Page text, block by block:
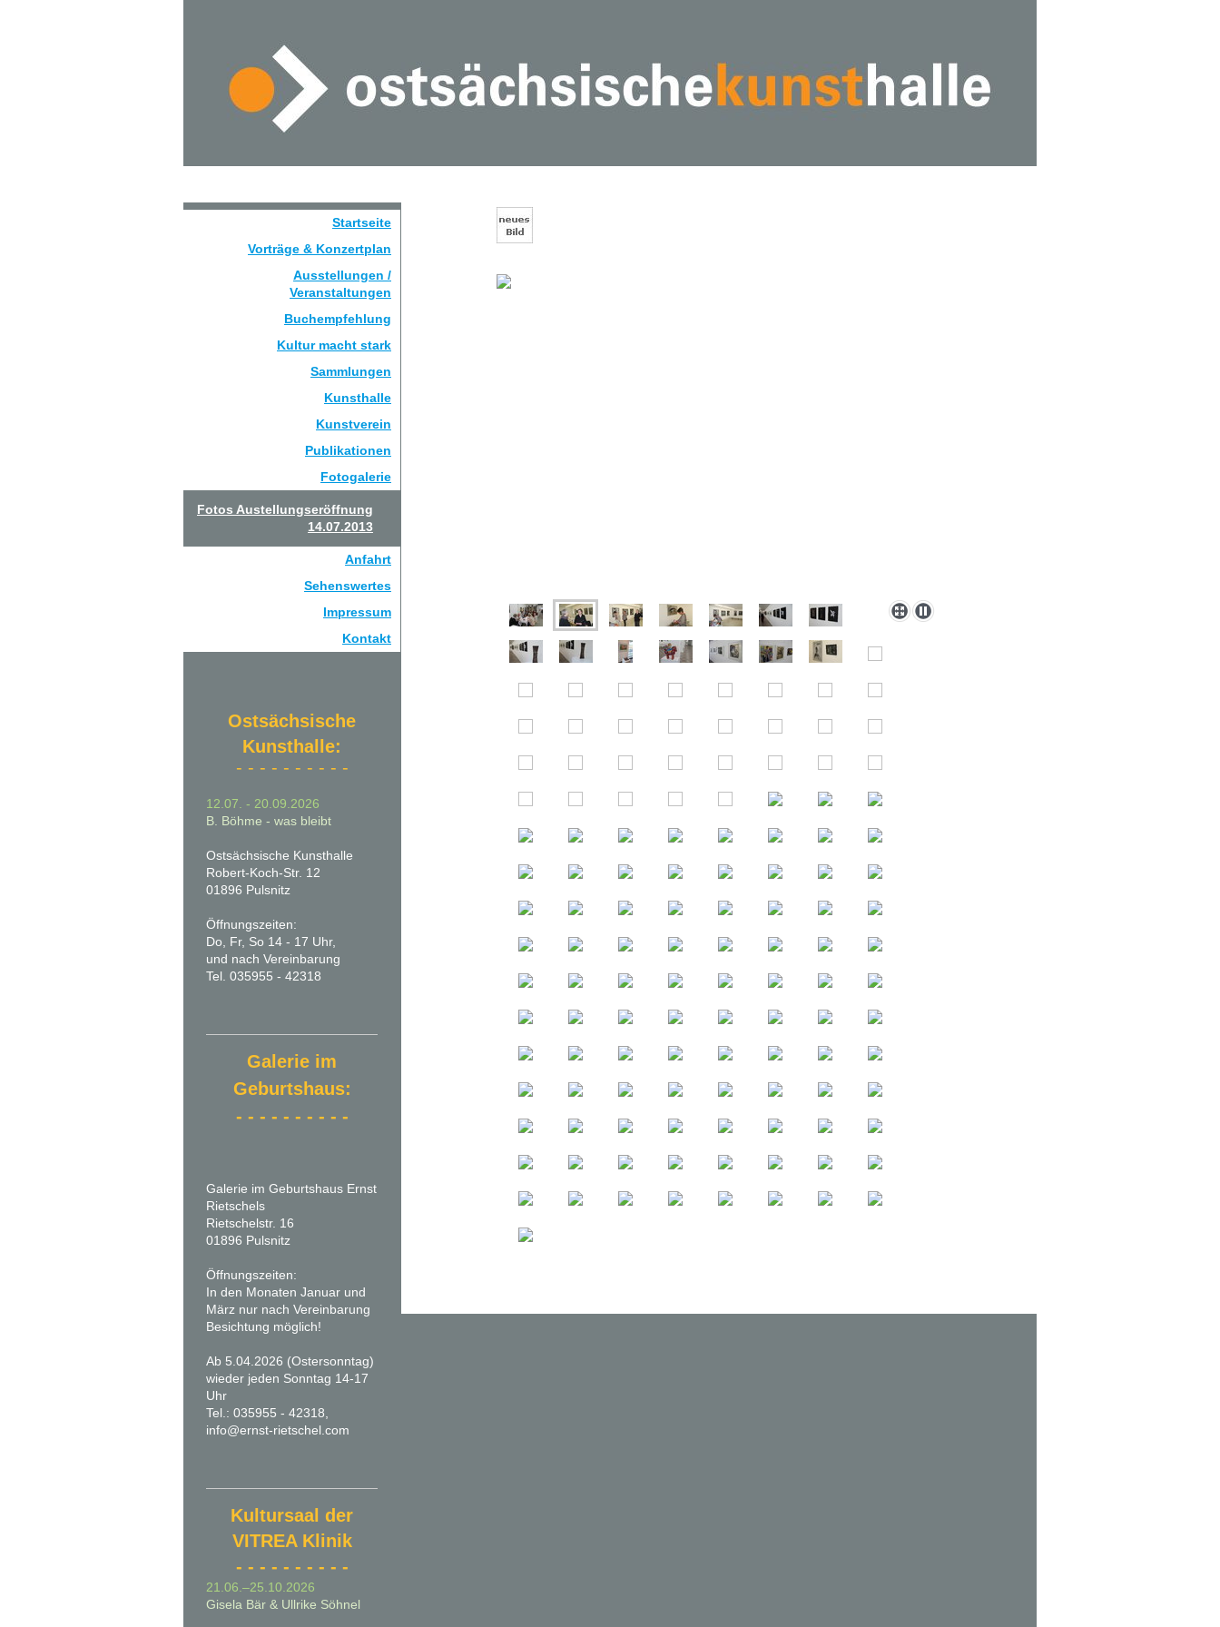
Startseite
Vorträge & Konzertplan
Ausstellungen /
Veranstaltungen
Buchempfehlung
Kultur macht stark
Sammlungen
Kunsthalle
Kunstverein
Publikationen
Fotogalerie
Fotos Austellungseröffnung
14.07.2013
Anfahrt
Sehenswertes
Impressum
Kontakt
Ostsächsische
Kunsthalle:
- - - - - - - - - -
12.07. - 20.09.2026
B. Böhme - was bleibt
Ostsächsische Kunsthalle
Robert-Koch-Str. 12
01896 Pulsnitz
Öffnungszeiten:
Do, Fr, So 14 - 17 Uhr,
und nach Vereinbarung
Tel. 035955 - 42318
Galerie im
Geburtshaus:
- - - - - - - - - -
Galerie im Geburtshaus Ernst
Rietschels
Rietschelstr. 16
01896 Pulsnitz
Öffnungszeiten:
In den Monaten Januar und
März nur nach Vereinbarung
Besichtung möglich!
Ab 5.04.2026 (Ostersonntag)
wieder jeden Sonntag 14-17
Uhr
Tel.: 035955 - 42318,
info@ernst-rietschel.com
Kultursaal der
VITREA Klinik
- - - - - - - - - -
21.06.–25.10.2026
Gisela Bär & Ullrike Söhnel